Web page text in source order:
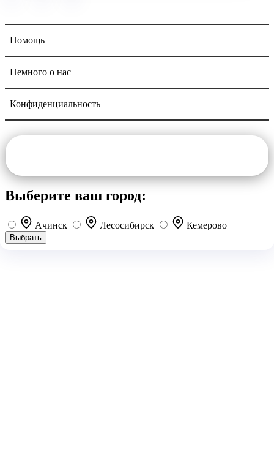
Помощь
Немного о нас
Конфиденциальность
Navigation
Выберите ваш город:
Ачинск Лесосибирск Кемерово
Выбрать